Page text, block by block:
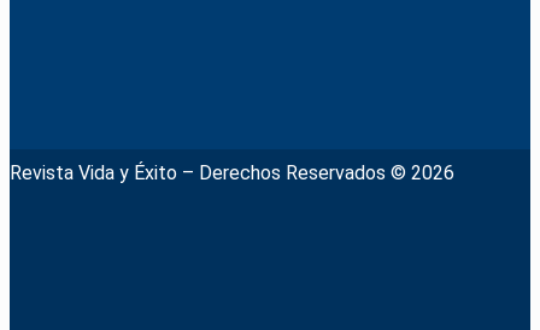
Revista Vida y Éxito – Derechos Reservados © 2026